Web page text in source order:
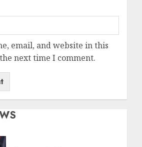
email, and website in this
next time I comment.